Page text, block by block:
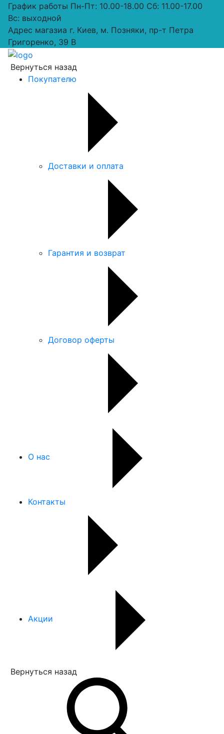
График работы Пн-Пт: 10.00-18.00 Сб: 11.00-17.00
Вс: выходной
Адрес магазиа г. Киев, м. Позняки, пр-т Петра
Григоренко, 39 В
Вернуться назад
Покупателю
Доставки и оплата
Гарантия и возврат
Договор оферты
О нас
Контакты
Акции
Вернуться назад